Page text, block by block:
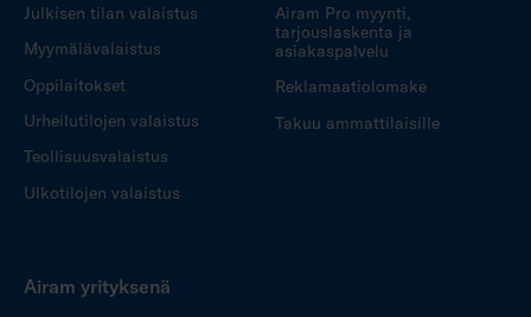
Julkisen tilan valaistus
Myymälävalaistus
Oppilaitokset
Urheilutilojen valaistus
Teollisuusvalaistus
Ulkotilojen valaistus
Airam Pro myynti,
tarjouslaskenta ja
asiakaspalvelu
Reklamaatiolomake
Takuu ammattilaisille
Airam yrityksenä